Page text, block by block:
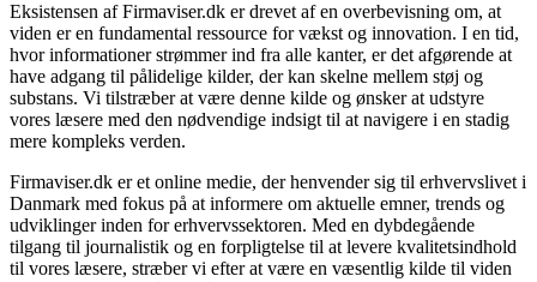
Eksistensen af Firmaviser.dk er drevet af en overbevisning om, at
viden er en fundamental ressource for vækst og innovation. I en tid,
hvor informationer strømmer ind fra alle kanter, er det afgørende at
have adgang til pålidelige kilder, der kan skelne mellem støj og
substans. Vi tilstræber at være denne kilde og ønsker at udstyre
vores læsere med den nødvendige indsigt til at navigere i en stadig
mere kompleks verden.
Firmaviser.dk er et online medie, der henvender sig til erhvervslivet i
Danmark med fokus på at informere om aktuelle emner, trends og
udviklinger inden for erhvervssektoren. Med en dybdegående
tilgang til journalistik og en forpligtelse til at levere kvalitetsindhold
til vores læsere, stræber vi efter at være en væsentlig kilde til viden